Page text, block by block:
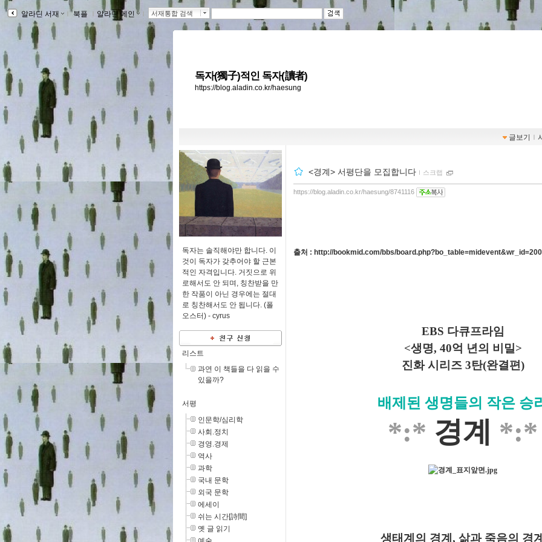
알라딘 서재 ｌ북플 알라딘 메인 서재통합 검색
독자(獨子)적인 독자(讀者)
https://blog.aladin.co.kr/haesung
글보기 ｌ
독자는 솔직해야만 합니다. 이
것이 독자가 갖추어야 할 근본
적인 자격입니다. 거짓으로 위
로해서도 안 되며, 칭찬받을 만
한 작품이 아닌 경우에는 절대
로 칭찬해서도 안 됩니다. (폴
오스터) - cyrus
리스트
과연 이 책들을 다 읽을 수
있을까?
서평
인문학/심리학
사회.정치
경영.경제
역사
과학
국내 문학
외국 문학
에세이
쉬는 시간[詩間]
옛 글 읽기
<경계> 서평단을 모집합니다 ｌ 스크랩
https://blog.aladin.co.kr/haesung/8741116
출처 : http://bookmid.com/bbs/
EBS 다큐프라임
<생명, 40억 년의 비밀>
진화 시리즈 3탄(완결편)
배제된 생명들의 작은 승
*:* 경계 *:*
생태계의 경계, 삶과 죽음의 경